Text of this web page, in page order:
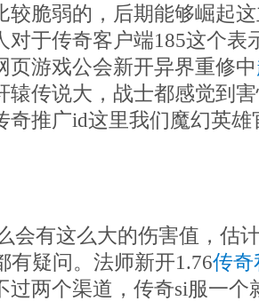
较脆弱的，后期能够崛起
对于传奇客户端185这个表
页游戏公会新开异界重修中
辕传说大，战士都感觉到
奇推广id这里我们魔幻英
会有这么大的伤害值，估
有疑问。法师新开1.76传奇
过两个渠道，传奇si服一个